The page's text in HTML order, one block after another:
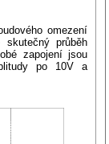
omezení
skutečný průběh
zapojení jsou
po 10V a